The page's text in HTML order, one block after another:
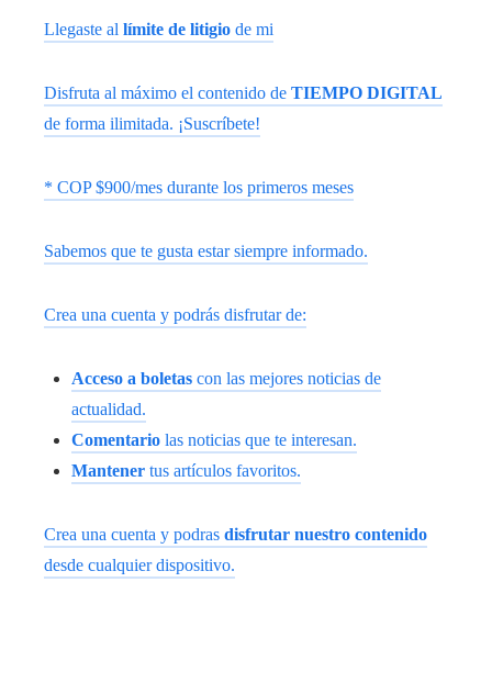
Llegaste al límite de litigio de mi
Disfruta al máximo el contenido de TIEMPO DIGITAL
de forma ilimitada. ¡Suscríbete!
* COP $900/mes durante los primeros meses
Sabemos que te gusta estar siempre informado.
Crea una cuenta y podrás disfrutar de:
Acceso a boletas con las mejores noticias de
actualidad.
Comentario las noticias que te interesan.
Mantener tus artículos favoritos.
Crea una cuenta y podras disfrutar nuestro contenido
desde cualquier dispositivo.